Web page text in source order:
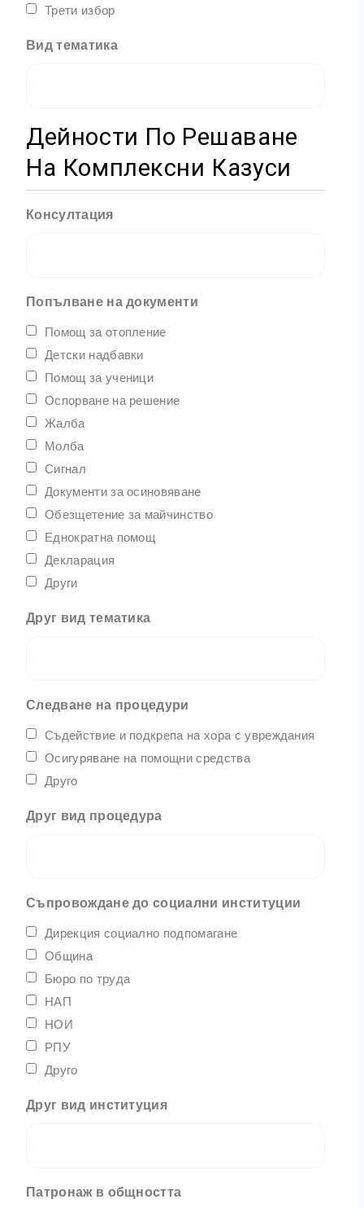
Трети избор
Вид тематика
Дейности По Решаване
На Комплексни Казуси
Консултация
Попълване на документи
Помощ за отопление
Детски надбавки
Помощ за ученици
Оспорване на решение
Жалба
Молба
Сигнал
Документи за осиновяване
Обезщетение за майчинство
Еднократна помощ
Декларация
Други
Друг вид тематика
Следване на процедури
Съдействие и подкрепа на хора с увреждания
Осигуряване на помощни средства
Друго
Друг вид процедура
Съпровождане до социални институции
Дирекция социално подпомагане
Община
Бюро по труда
НАП
НОИ
РПУ
Друго
Друг вид институция
Патронаж в общността